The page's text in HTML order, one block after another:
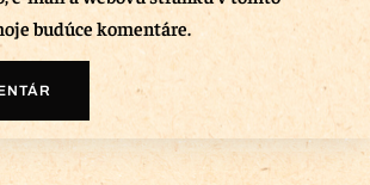
budúce komentáre.